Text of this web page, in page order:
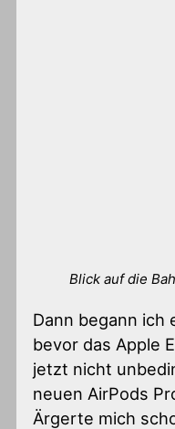
Blick auf die
Dann begann ich
bevor das Apple
jetzt nicht
neuen AirPods
Ärgerte mich